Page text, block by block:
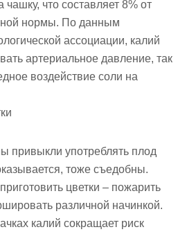
что составляет 8% от
нормы. По данным
ассоциации, калий
артериальное давление, так
воздействие соли на
привыкли употреблять плод
тоже съедобны.
цветки – пожарить
различной начинкой.
калий сокращает риск